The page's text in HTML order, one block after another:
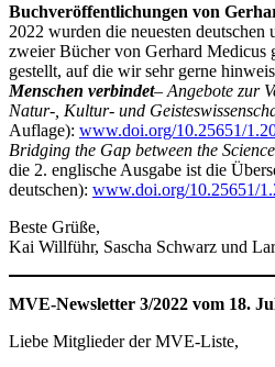
Buchveröffentlichungen von
2022 wurden die neuesten deutschen
zweier Bücher von Gerhard Medicus
gestellt, auf die wir sehr gerne
Menschen verbindet– Angebote zur
Natur-, Kultur- und
Auflage): www.doi.org/10.25651/
Bridging the Gap between the
die 2. englische Ausgabe ist die
deutschen): www.doi.org/10.25651/
Beste Grüße,
Kai Willführ, Sascha Schwarz und
MVE-Newsletter 3/2022 vom 18.
Liebe Mitglieder der MVE-Liste,